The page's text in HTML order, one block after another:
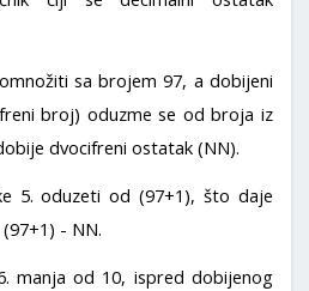
sa brojem 97, a dobijeni
broj) oduzme se od broja iz
dvocifreni ostatak (NN).
5. oduzeti od (97+1), što daje
- NN.
manja od 10, ispred dobijenog